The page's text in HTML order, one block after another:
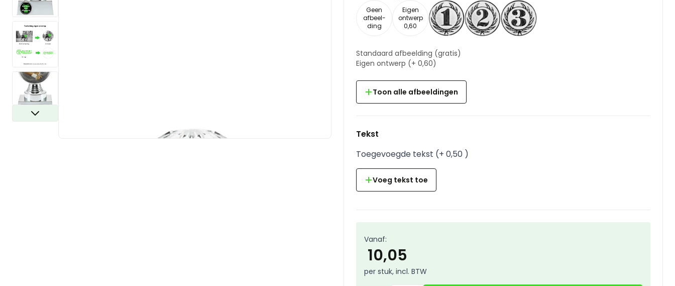
View larger image
View larger image
Geen
afbeel-
ding
Eigen
ontwerp
0,60
Standaard afbeelding (gratis)
Eigen ontwerp (+ 0,60)
Toon alle afbeeldingen
Tekst
Toegevoegde tekst (+ 0,50 )
Voeg tekst toe
Vanaf:
10,05
per stuk, incl. BTW